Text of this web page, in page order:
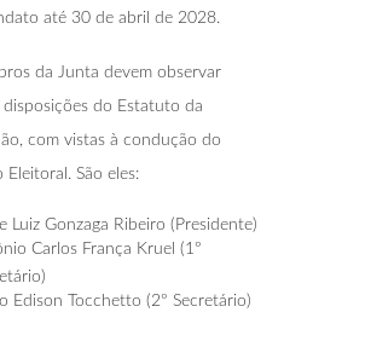
até 30 de abril de 2028.
da Junta devem observar
disposições do Estatuto da
com vistas à condução do
Eleitoral. São eles:
Luiz Gonzaga Ribeiro (Presidente)
Carlos França Kruel (1º
Edison Tocchetto (2º Secretário)